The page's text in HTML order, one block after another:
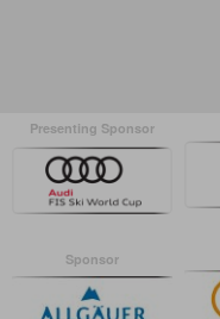
Presenting Sponsor
Sponsor